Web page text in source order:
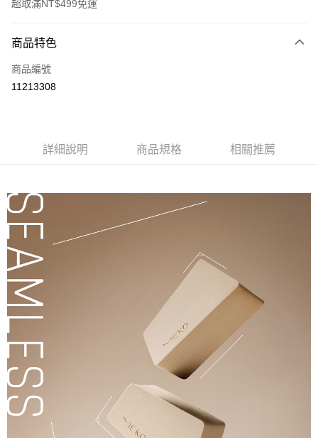
超取滿NT$499免運
信用卡一次付款
信用卡分期付款
上海商業儲蓄銀行
台北富邦商業銀行
匯豐（台灣）商業銀行
聯邦商業銀行
遠東國際商業銀行
元大商業銀行
玉山商業銀行
台新國際商業銀行
中國信託商業銀行
LINE Pay
街口支付
AFTEE先享後付
【關於「AFTEE先享後付」】
AFTEE先享後付是「在收到商品之後才付款」的支付方式。 讓您購物簡單
便利好安心！
１．簡單：不需註冊會員、不需綁卡、不需儲值。
２．便利：只要手機號碼，簡訊認證，即可結帳。
３．安心：先確認商品／服務後，再付款。
【「AFTEE先享後付」結帳流程】
１．於結帳方式選擇「AFTEE先享後付」後，將跳轉至「AFTEE先享後付」
結帳頁面，進行簡訊認證並確認金額後，即可完成結帳。
２．訂單成立數日內，您將收到繳費通知簡訊。
３．收到繳費通知簡訊後14天內，點擊此簡訊中的連結，可透過四大超商／
ATM付款
全家取貨付款
每筆NT$65，滿NT$499(含以上)免運費
付款後全家取貨
每筆NT$65，滿NT$499(含以上)免運費
商品特色
商品編號
11213308
詳細說明 商品規格 相關推薦